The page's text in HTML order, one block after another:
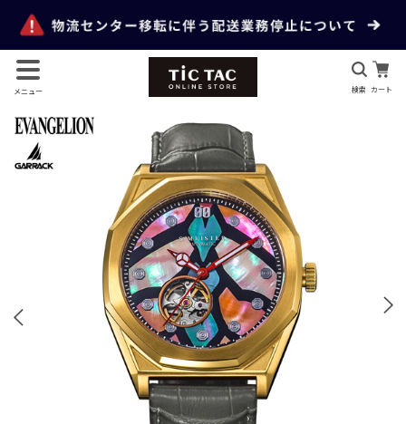
メニュー 検索 カート